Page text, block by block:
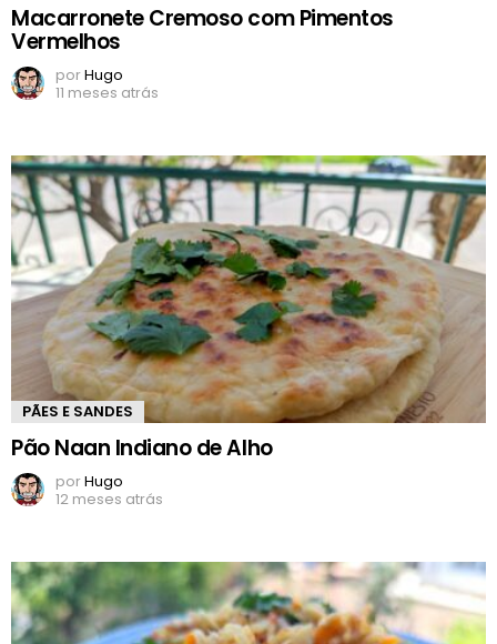
Macarronete Cremoso com Pimentos
Vermelhos
porHugo
11 meses atrás
PÃES E SANDES
Pão Naan Indiano de Alho
porHugo
12 meses atrás